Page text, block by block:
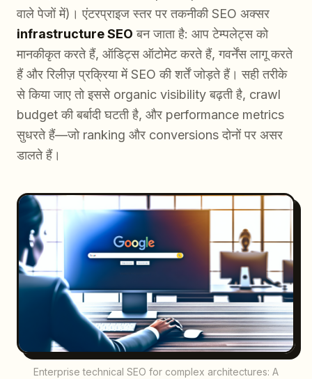
वाले पेजों में)। एंटरप्राइज स्तर पर तकनीकी SEO अक्सर
infrastructure SEO बन जाता है: आप टेम्पलेट्स को
मानकीकृत करते हैं, ऑडिट्स ऑटोमेट करते हैं, गवर्नेंस लागू करते
हैं और रिलीज़ प्रक्रिया में SEO की शर्तें जोड़ते हैं। सही तरीके
से किया जाए तो इससे organic visibility बढ़ती है, crawl
budget की बर्बादी घटती है, और performance metrics
सुधरते हैं—जो ranking और conversions दोनों पर असर
डालते हैं।
Enterprise technical SEO for complex architectures: A